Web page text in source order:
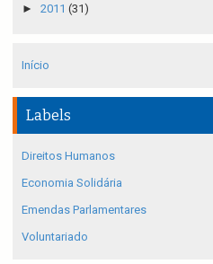
► 2011 (31)
Início
Labels
Direitos Humanos
Economia Solidária
Emendas Parlamentares
Voluntariado